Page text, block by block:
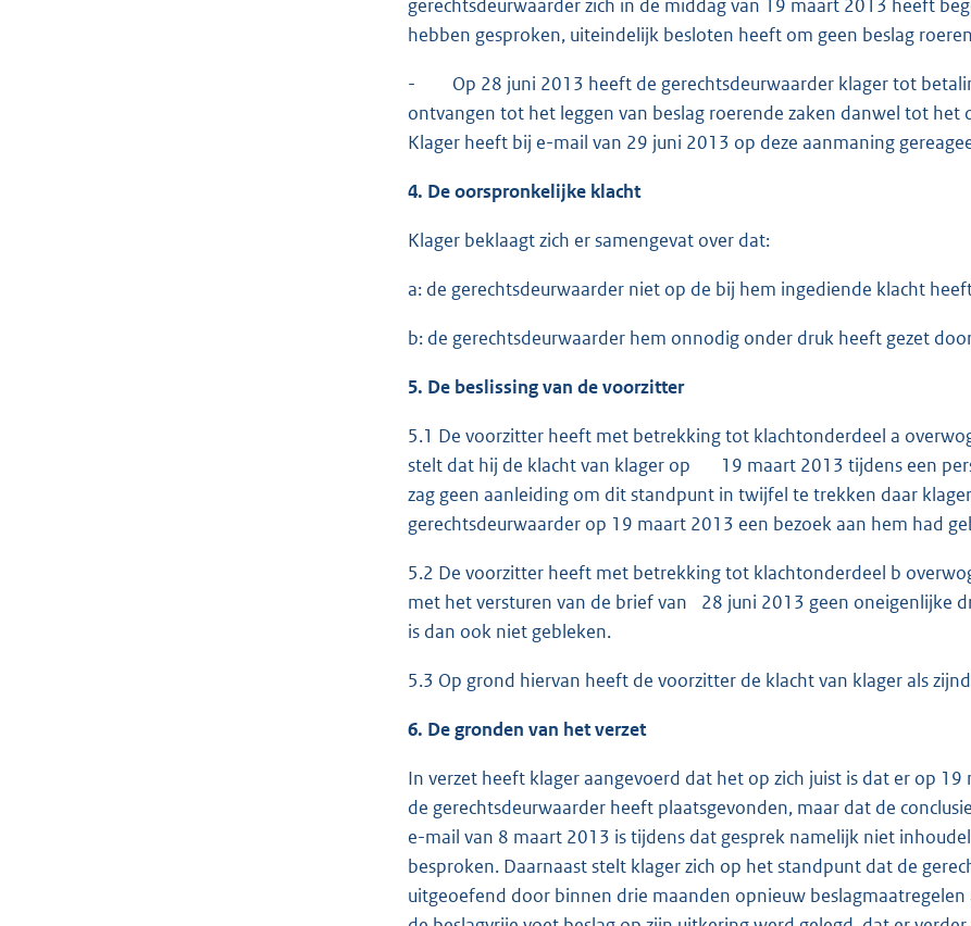
gerechtsdeurwaarder zich in de middag van 19 maart 2013 heeft
hebben gesproken, uiteindelijk besloten heeft om geen beslag
- Op 28 juni 2013 heeft de gerechtsdeurwaarder klager tot
ontvangen tot het leggen van beslag roerende zaken danwel tot
Klager heeft bij e-mail van 29 juni 2013 op deze aanmaning
4. De oorspronkelijke klacht
Klager beklaagt zich er samengevat over dat:
a: de gerechtsdeurwaarder niet op de bij hem ingediende klacht
b: de gerechtsdeurwaarder hem onnodig onder druk heeft gezet
5. De beslissing van de voorzitter
5.1 De voorzitter heeft met betrekking tot klachtonderdeel a
stelt dat hij de klacht van klager op 19 maart 2013 tijdens een
zag geen aanleiding om dit standpunt in twijfel te trekken daar
gerechtsdeurwaarder op 19 maart 2013 een bezoek aan hem had
5.2 De voorzitter heeft met betrekking tot klachtonderdeel b
met het versturen van de brief van 28 juni 2013 geen oneigenlijke
is dan ook niet gebleken.
5.3 Op grond hiervan heeft de voorzitter de klacht van klager als
6. De gronden van het verzet
In verzet heeft klager aangevoerd dat het op zich juist is dat er op
de gerechtsdeurwaarder heeft plaatsgevonden, maar dat de
e-mail van 8 maart 2013 is tijdens dat gesprek namelijk niet
besproken. Daarnaast stelt klager zich op het standpunt dat de
uitgeoefend door binnen drie maanden opnieuw